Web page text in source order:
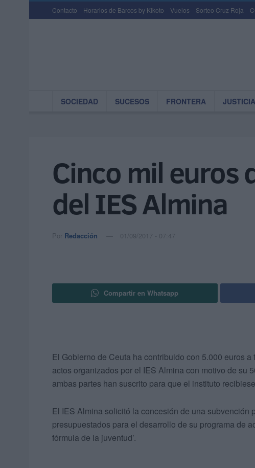
Contacto Horarios de Barcos by Kikoto Vuelos Sorteo Cruz Roja
SOCIEDAD SUCESOS FRONTERA JUSTICIA
Cinco mil euros
del IES Almina
Por Redacción 01/09/2017 - 07:47
Compartir en Whatsapp
El Gobierno de Ceuta ha contribuido con 5.000 euros
actos organizados por el IES Almina con motivo de su
ambas partes han suscrito para que el instituto
El IES Almina solicitó la concesión de una subvención
presupuestados para el desarrollo de su programa de
fórmula de la juventud’.